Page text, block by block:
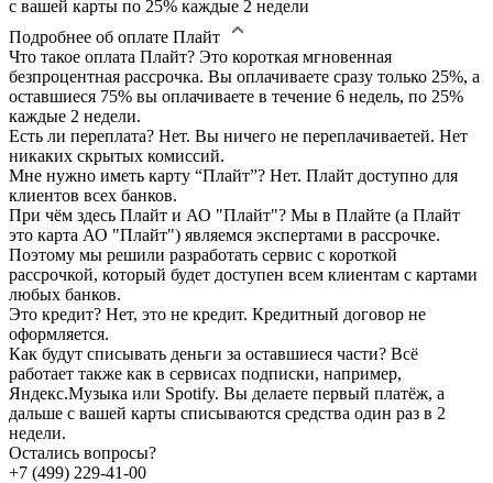
с вашей карты по 25% каждые 2 недели
Подробнее об оплате Плайт
Что такое оплата Плайт? Это короткая мгновенная
безпроцентная рассрочка. Вы оплачиваете сразу только 25%, а
оставшиеся 75% вы оплачиваете в течение 6 недель, по 25%
каждые 2 недели.
Есть ли переплата? Нет. Вы ничего не переплачиваетей. Нет
никаких скрытых комиссий.
Мне нужно иметь карту “Плайт”? Нет. Плайт доступно для
клиентов всех банков.
При чём здесь Плайт и АО "Плайт"? Мы в Плайте (а Плайт
это карта АО "Плайт") являемся экспертами в рассрочке.
Поэтому мы решили разработать сервис с короткой
рассрочкой, который будет доступен всем клиентам с картами
любых банков.
Это кредит? Нет, это не кредит. Кредитный договор не
оформляется.
Как будут списывать деньги за оставшиеся части? Всё
работает также как в сервисах подписки, например,
Яндекс.Музыка или Spotify. Вы делаете первый платёж, а
дальше с вашей карты списываются средства один раз в 2
недели.
Остались вопросы?
+7 (499) 229-41-00